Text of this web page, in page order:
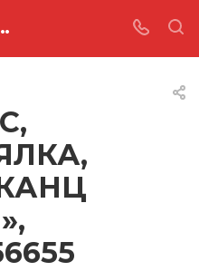
ассорти C56655 в Ростове-на-Дону